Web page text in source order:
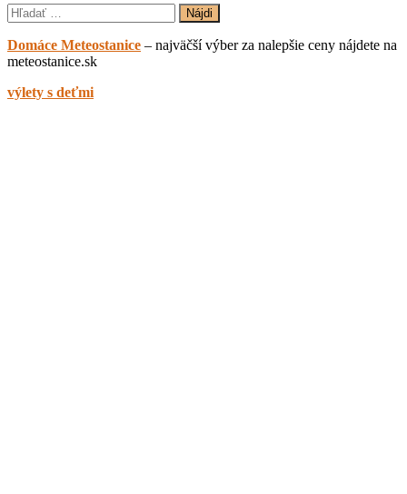
Hľadať:
Domáce Meteostanice – najväčší výber za nalepšie ceny nájdete na
meteostanice.sk
výlety s deťmi